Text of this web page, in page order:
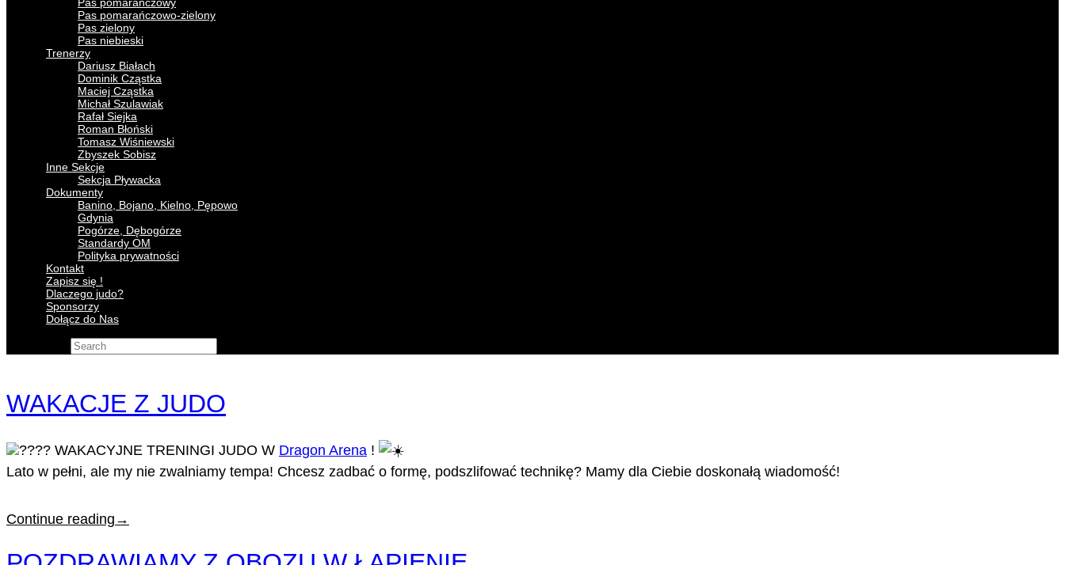
Pas pomarańczowo-zielony
Pas zielony
Pas niebieski
Trenerzy
Dariusz Białach
Dominik Cząstka
Maciej Cząstka
Michał Szulawiak
Rafał Siejka
Roman Błoński
Tomasz Wiśniewski
Zbyszek Sobisz
Inne Sekcje
Sekcja Pływacka
Dokumenty
Banino, Bojano, Kielno, Pępowo
Gdynia
Pogórze, Dębogórze
Standardy OM
Polityka prywatności
Kontakt
Zapisz się !
Dlaczego judo?
Sponsorzy
Dołącz do Nas
WAKACJE Z JUDO
WAKACYJNE TRENINGI JUDO W Dragon Arena !
Lato w pełni, ale my nie zwalniamy tempa! Chcesz zadbać o formę, podszlifować technikę? Mamy dla Ciebie doskonałą wiadomość!
Continue reading →